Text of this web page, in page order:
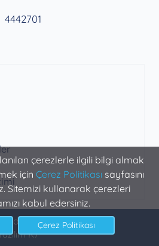
çerezlerle ilgili bilgi almak
için Çerez Politikasısayfasını
Sitemizi kullanarak çerezleri
kabul edersiniz.
4442701
Bilgi İşlem
K7